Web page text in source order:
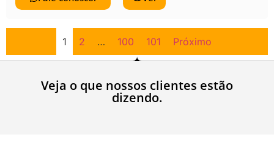
1 2 … 100 101 Próximo
Veja o que nossos clientes estão
dizendo.